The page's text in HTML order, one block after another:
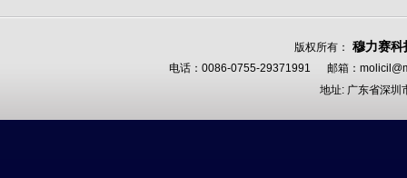
版权所有： 穆力赛
电话：0086-0755-29371991 邮箱：
地址: 广东省深圳